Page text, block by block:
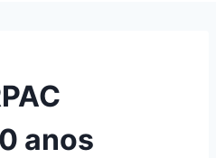
anos